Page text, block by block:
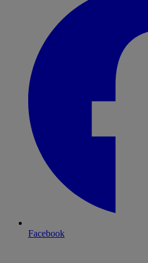
Facebook